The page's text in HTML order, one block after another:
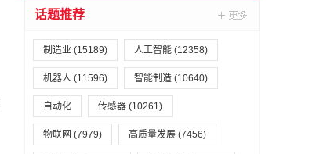
话题推荐
制造业 (15189) 人工智能 (12358)
机器人 (11596) 智能制造 (10640)
自动化 传感器 (10261)
物联网 (7979) 高质量发展 (7456)